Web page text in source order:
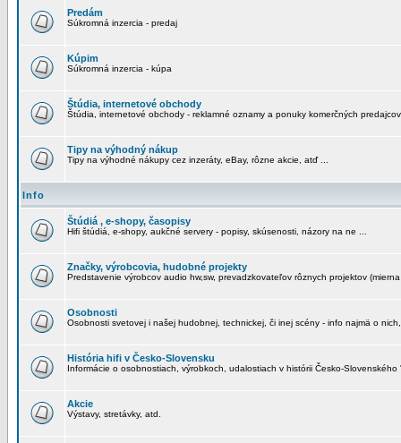
Predám
Súkromná inzercia - predaj
Kúpim
Súkromná inzercia - kúpa
Štúdia, internetové obchody
Štúdia, internetové obchody - reklamné oznamy a ponuky komerčných predajcov
Tipy na výhodný nákup
Tipy na výhodné nákupy cez inzeráty, eBay, rôzne akcie, atď ...
Info
Štúdiá , e-shopy, časopisy
Hifi štúdiá, e-shopy, aukčné servery - popisy, skúsenosti, názory na ne ...
Značky, výrobcovia, hudobné projekty
Predstavenie výrobcov audio hw,sw, prevadzkovateľov rôznych projektov
Osobnosti
Osobnosti svetovej i našej hudobnej, technickej, či inej scény - info najmä o
História hifi v Česko-Slovensku
Informácie o osobnostiach, výrobkoch, udalostiach v histórii Česko-Slovenského
Akcie
Výstavy, stretávky, atd.